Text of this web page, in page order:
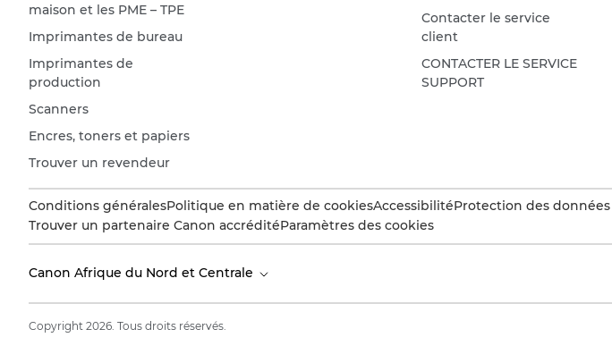
maison et les PME – TPE
Imprimantes de bureau
Imprimantes de
production
Scanners
Encres, toners et papiers
Trouver un revendeur
Contacter le service
client
CONTACTER LE SERVICE
SUPPORT
Conditions généralesPolitique en matière de cookiesAccessibilitéProtection des
Trouver un partenaire Canon accréditéParamètres des cookies
Canon Afrique du Nord et Centrale
Copyright 2026. Tous droits réservés.